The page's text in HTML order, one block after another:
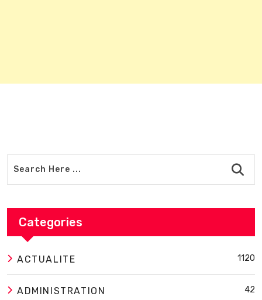
Categories
ACTUALITE 1120
ADMINISTRATION 42